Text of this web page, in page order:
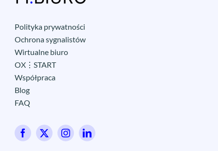
Polityka prywatności
Ochrona sygnalistów
Wirtualne biuro
OX⋮START
Współpraca
Blog
FAQ